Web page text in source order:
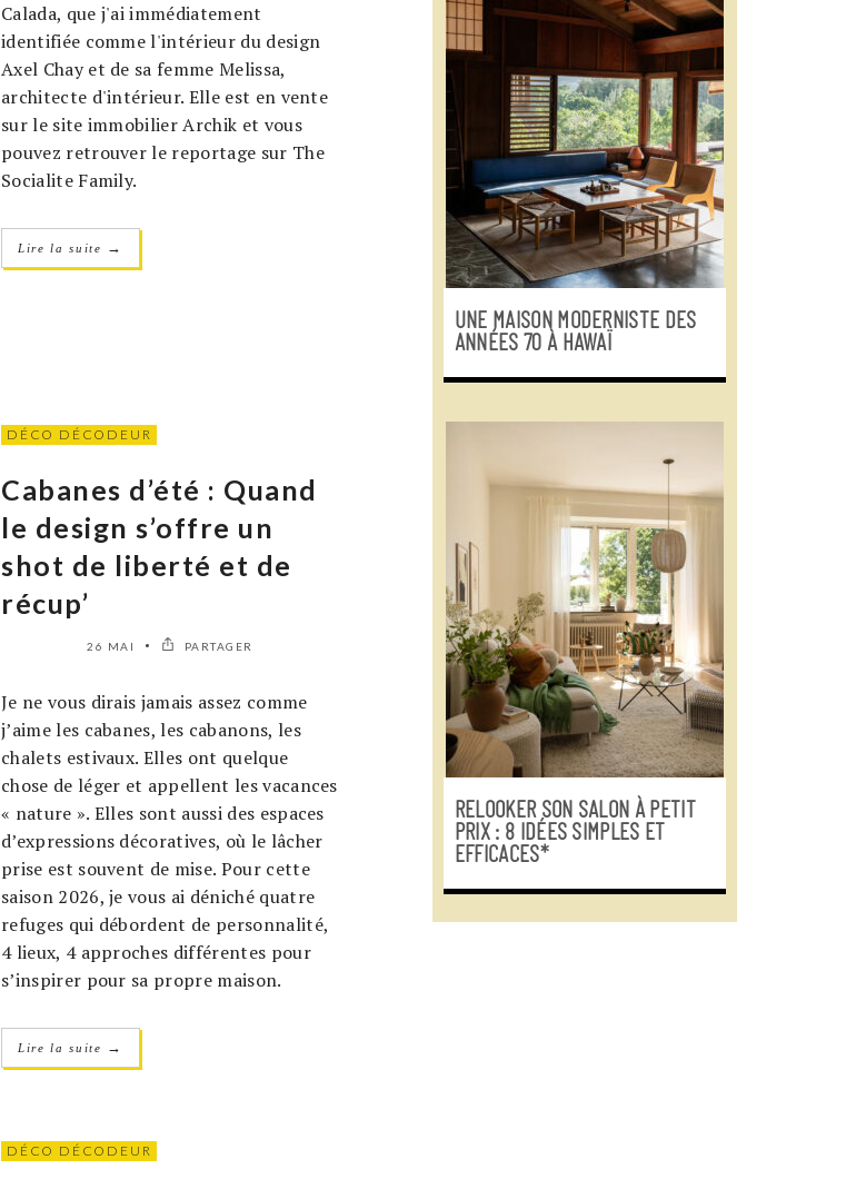
Calada, que j'ai immédiatement
identifiée comme l'intérieur du design
Axel Chay et de sa femme Melissa,
architecte d'intérieur. Elle est en vente
sur le site immobilier Archik et vous
pouvez retrouver le reportage sur The
Socialite Family.
Lire la suite →
DÉCO DÉCODEUR
Cabanes d’été : Quand
le design s’offre un
shot de liberté et de
récup’
26 MAI PARTAGER
Je ne vous dirais jamais assez comme
j’aime les cabanes, les cabanons, les
chalets estivaux. Elles ont quelque
chose de léger et appellent les vacances
« nature ». Elles sont aussi des espaces
d’expressions décoratives, où le lâcher
prise est souvent de mise. Pour cette
saison 2026, je vous ai déniché quatre
refuges qui débordent de personnalité,
4 lieux, 4 approches différentes pour
s’inspirer pour sa propre maison.
Lire la suite →
DÉCO DÉCODEUR
UNE MAISON MODERNISTE DES
ANNÉES 70 À HAWAÏ
RELOOKER SON SALON À PETIT
PRIX : 8 IDÉES SIMPLES ET
EFFICACES*